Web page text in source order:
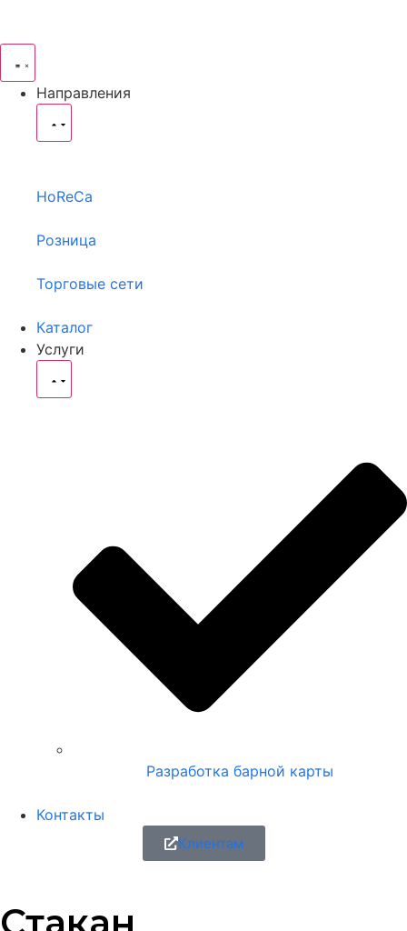
Направления
HoReCa
Розница
Торговые сети
Каталог
Услуги
Разработка барной карты
Контакты
Клиентам